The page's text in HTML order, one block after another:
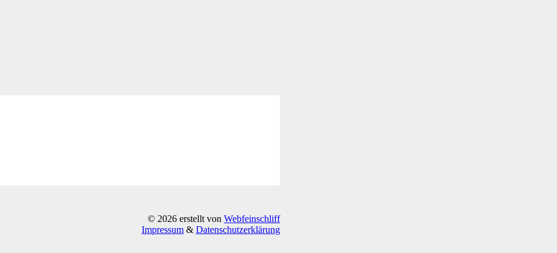
© 2026 erstellt von Webfeinschliff
Impressum& Datenschutzerklärung